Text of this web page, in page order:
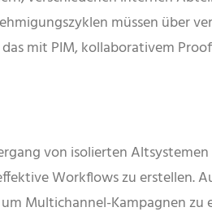
müssen über
mit PIM, kollaborativem
von isolierten
Workflows zu erstellen.
Multichannel-Kampagnen